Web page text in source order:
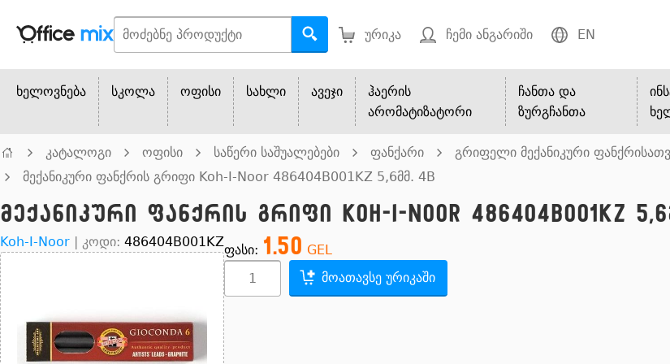
ურიკა ჩემი ანგარიში EN
ხელოვნება სკოლა ოფისი სახლი ავეჯი
ჰაერის
არომატიზატორი
ჩანთა და
ზურგჩანთა
კატალოგი ოფისი საწერი საშუალებები ფანქარი
გრიფელი მექანიკური
მექანიკური ფანქრის გრიფი Koh-I-Noor 486404B001KZ 5,6მმ. 4B
მექანიკური ფანქრის გრიფი Koh-I-Noor 486404B001KZ
Koh-I-Noor | კოდი: 486404B001KZ
ფასი: 1.50 GEL
მოათავსე ურიკაში